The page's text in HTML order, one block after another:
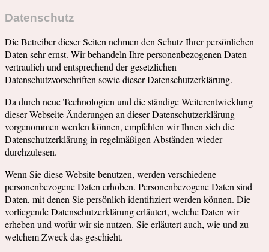
Datenschutz
Die Betreiber dieser Seiten nehmen den Schutz Ihrer persönlichen
Daten sehr ernst. Wir behandeln Ihre personenbezogenen Daten
vertraulich und entsprechend der gesetzlichen
Datenschutzvorschriften sowie dieser Datenschutzerklärung.
Da durch neue Technologien und die ständige Weiterentwicklung
dieser Webseite Änderungen an dieser Datenschutzerklärung
vorgenommen werden können, empfehlen wir Ihnen sich die
Datenschutzerklärung in regelmäßigen Abständen wieder
durchzulesen.
Wenn Sie diese Website benutzen, werden verschiedene
personenbezogene Daten erhoben. Personenbezogene Daten sind
Daten, mit denen Sie persönlich identifiziert werden können. Die
vorliegende Datenschutzerklärung erläutert, welche Daten wir
erheben und wofür wir sie nutzen. Sie erläutert auch, wie und zu
welchem Zweck das geschieht.